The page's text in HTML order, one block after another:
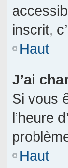
inscrit,
Haut
J’ai
Si vous
l’heure
Haut